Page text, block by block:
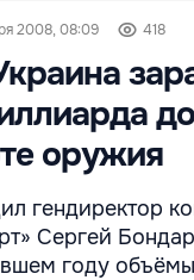
2008, 08:09 418
оружия
гендиректор
Сергей
году